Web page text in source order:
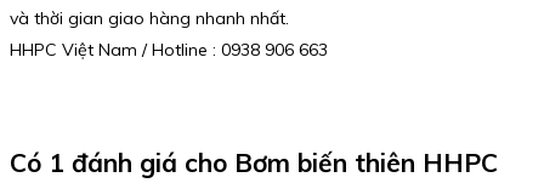
và thời gian giao hàng nhanh nhất.
HHPC Việt Nam / Hotline : 0938 906 663
Có 1 đánh giá cho Bơm biến thiên HHPC